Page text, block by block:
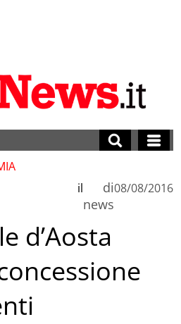
di
news
il 08/08/2016
d’Aosta